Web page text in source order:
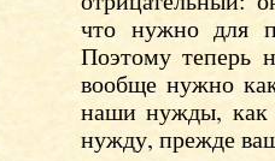
что нужно для
Поэтому теперь
вообще нужно
наши нужды, как
нужду, прежде